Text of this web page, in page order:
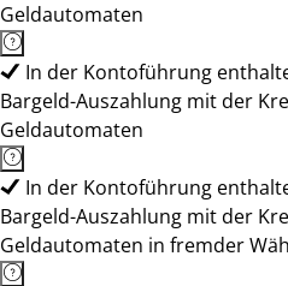
Geldautomaten
In der Kontoführung
Bargeld-Auszahlung mit der
Geldautomaten
In der Kontoführung
Bargeld-Auszahlung mit der
Geldautomaten in fremder